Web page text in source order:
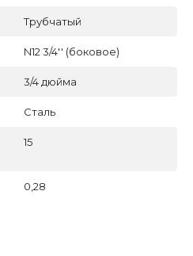
Трубчатый
N12 3/4'' (боковое)
3/4 дюйма
Сталь
15
0,28